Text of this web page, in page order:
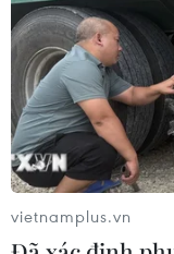
#ECB #Cắt
#Lạm phát
vietnamplus.vn